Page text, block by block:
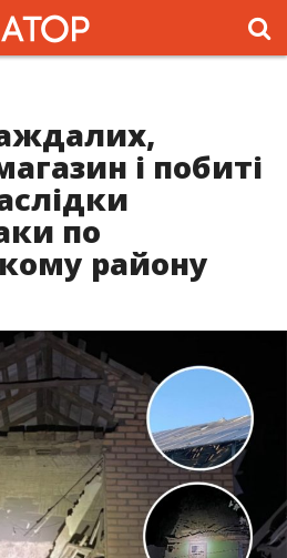
і побиті
по
району